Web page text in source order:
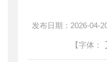
发布日期： 2026-04-
【字体：